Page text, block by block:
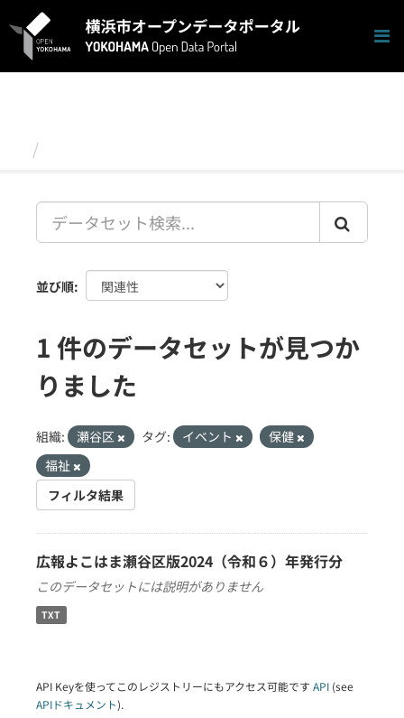
キ
並び順
1 件のデータセットが見つか
りました
組織: 瀬谷区 タグ: イベント
保健
福祉
フィルタ結果
広報よこはま瀬谷区版2024（令和６）年発行分
このデータセットには説明がありません
TXT
API Keyを使ってこのレジストリーにもアクセス可能です API (see
APIドキュメント).